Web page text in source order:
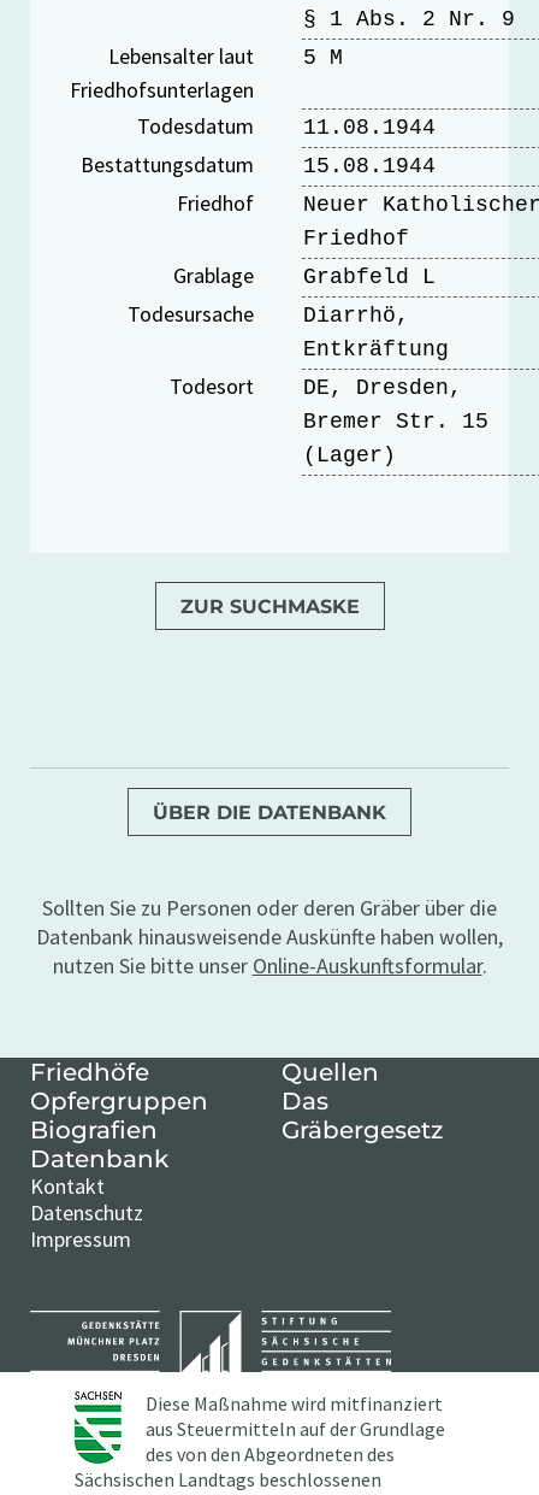
§ 1 Abs. 2 Nr. 9
Lebensalter laut
Friedhofsunterlagen
5 M
Todesdatum 11.08.1944
Bestattungsdatum 15.08.1944
Friedhof
Neuer
Friedhof
Grablage Grabfeld L
Todesursache
Diarrhö,
Entkräftung
Todesort
DE, Dresden,
Bremer Str. 15
(Lager)
ZUR SUCHMASKE
ÜBER DIE DATENBANK
Sollten Sie zu Personen oder deren Gräber über die
Datenbank hinausweisende Auskünfte haben wollen,
nutzen Sie bitte unser Online-Auskunftsformular.
Friedhöfe
Opfergruppen
Biografien
Datenbank
Quellen
Das
Gräbergesetz
Kontakt
Datenschutz
Impressum
Diese Maßnahme wird mitfinanziert
aus Steuermitteln auf der Grundlage
des von den Abgeordneten des
Sächsischen Landtags beschlossenen